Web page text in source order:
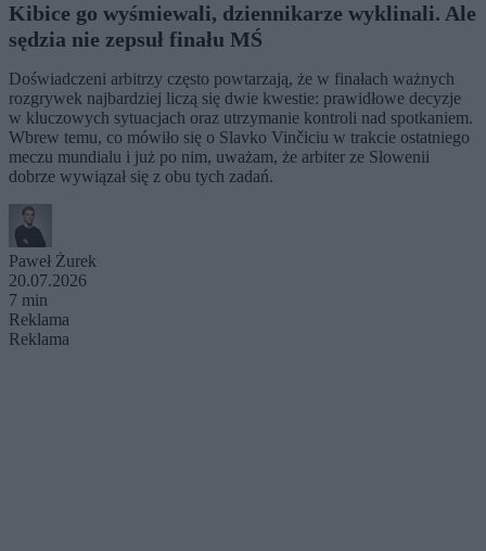
Kibice go wyśmiewali, dziennikarze wyklinali. Ale
sędzia nie zepsuł finału MŚ
Doświadczeni arbitrzy często powtarzają, że w finałach ważnych
rozgrywek najbardziej liczą się dwie kwestie: prawidłowe decyzje
w kluczowych sytuacjach oraz utrzymanie kontroli nad spotkaniem.
Wbrew temu, co mówiło się o Slavko Vinčiciu w trakcie ostatniego
meczu mundialu i już po nim, uważam, że arbiter ze Słowenii
dobrze wywiązał się z obu tych zadań.
Paweł Żurek
20.07.2026
7 min
Reklama
Reklama